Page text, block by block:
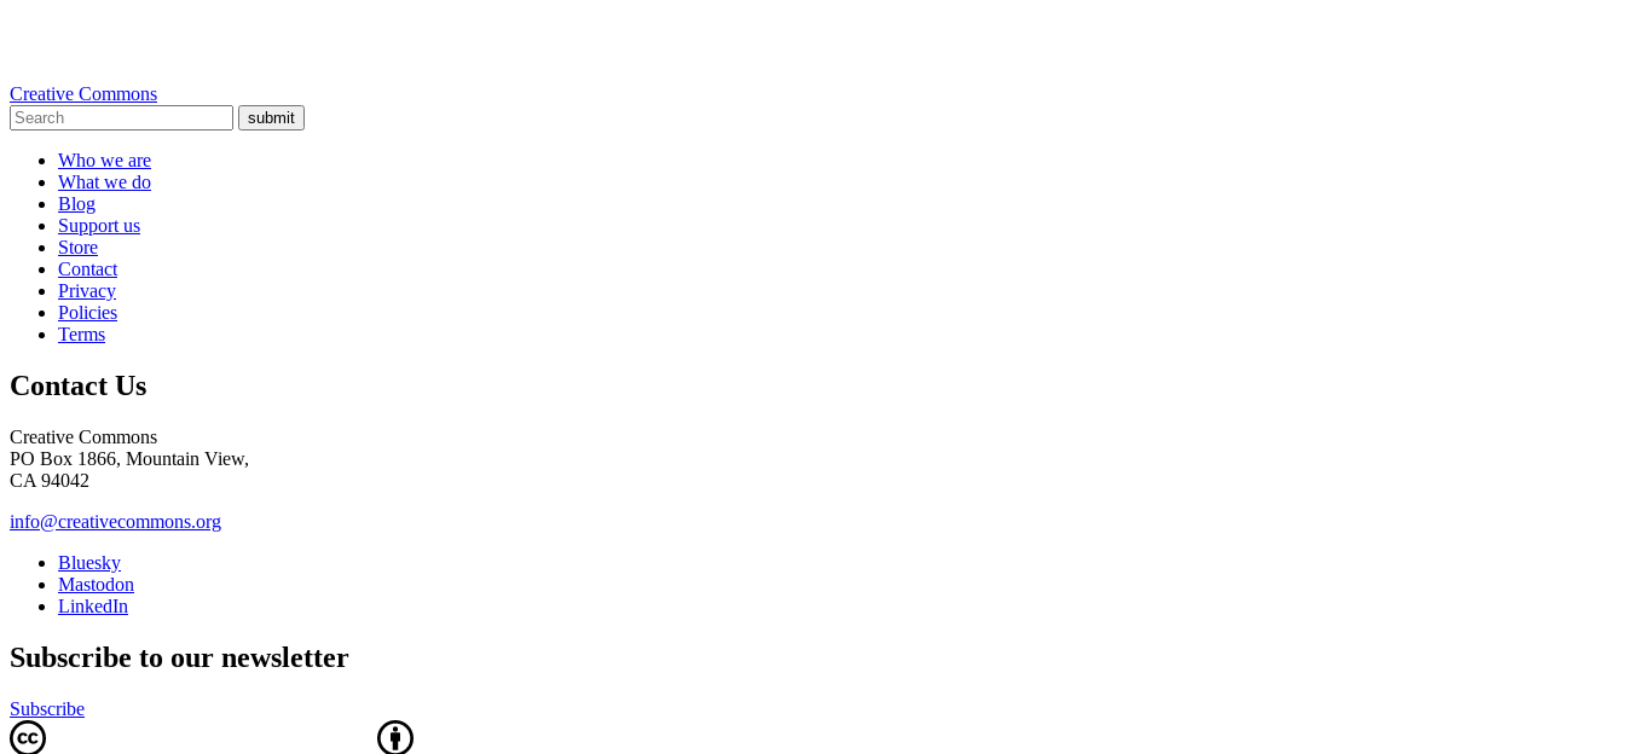
Creative Commons
submit
Who we are
What we do
Blog
Support us
Store
Contact
Privacy
Policies
Terms
Contact Us
Creative Commons
PO Box 1866, Mountain View,
CA 94042
info@creativecommons.org
Bluesky
Mastodon
LinkedIn
Subscribe to our newsletter
Subscribe